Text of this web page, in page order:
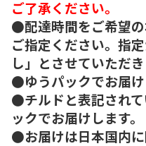
ご了承ください。
●配達時間をご希望
ご指定ください。指
し」とさせていただき
●ゆうパックでお届け
●チルドと表記され
ックでお届けします。
●お届けは日本国内に